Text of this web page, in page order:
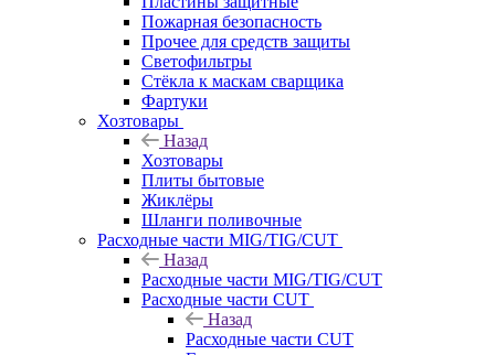
Пожарная безопасность
Прочее для средств защиты
Светофильтры
Стёкла к маскам сварщика
Фартуки
Хозтовары
Назад
Хозтовары
Плиты бытовые
Жиклёры
Шланги поливочные
Расходные части MIG/TIG/CUT
Назад
Расходные части MIG/TIG/CUT
Расходные части CUT
Назад
Расходные части CUT